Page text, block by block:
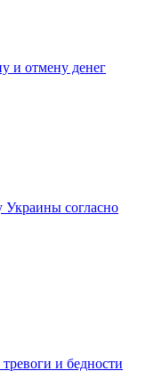
и отмену денег
Украины согласно
и бедности